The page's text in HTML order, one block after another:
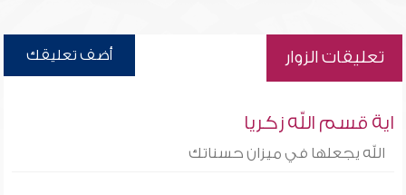
تعليقات الزوار أضف تعليقك
اية قسم الله زكريا
الله يجعلها في ميزان حسناتك